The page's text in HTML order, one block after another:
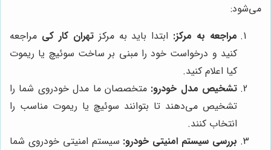
می‌شود:
مراجعه به مرکز: ابتدا باید به مرکزتهران کار کی مراجعه
کنید و درخواست خود را مبنی بر ساخت سوئیچ یا ریموت
کیا اعلام کنید.
تشخیص مدل خودرو: متخصصان ما مدل خودروی شما را
تشخیص می‌دهند تا بتوانند سوئیچ یا ریموت مناسب را
انتخاب کنند.
بررسی سیستم امنیتی خودرو: سیستم امنیتی خودروی شما